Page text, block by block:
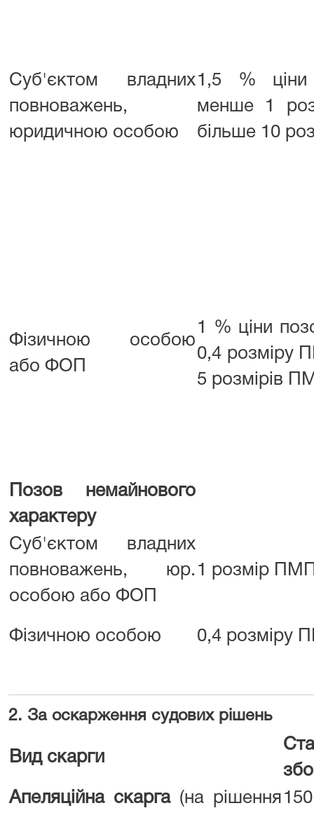
Суб'єктом владних
повноважень,
юридичною особою
1,5 %
менше 1
більше 10
Фізичною особою
або ФОП
1 % ціни
0,4 розміру
5 розмірів
Позов немайнового
характеру
Суб'єктом владних
повноважень, юр.
особою або ФОП
1 розмір
Фізичною особою 0,4 розміру
2. За оскарження судових рішень
Вид скарги
Апеляційна скарга(на рішення